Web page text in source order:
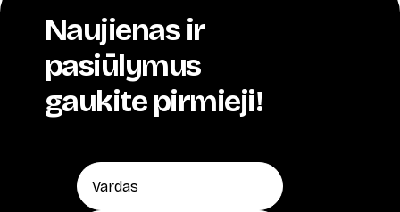
Naujienas ir
pasiūlymus
gaukite pirmieji!